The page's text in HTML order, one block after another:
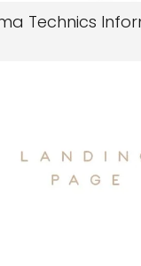
Technics